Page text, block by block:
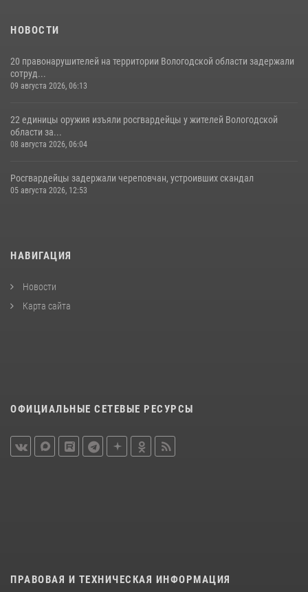
НОВОСТИ
20 правонарушителей на территории Вологодской области задержали
сотруд...
09 августа 2026, 06:13
22 единицы оружия изъяли росгвардейцы у жителей Вологодской
области за...
08 августа 2026, 06:04
Росгвардейцы задержали череповчан, устроивших скандал
05 августа 2026, 12:53
НАВИГАЦИЯ
Новости
Карта сайта
ОФИЦИАЛЬНЫЕ СЕТЕВЫЕ РЕСУРСЫ
ПРАВОВАЯ И ТЕХНИЧЕСКАЯ ИНФОРМАЦИЯ